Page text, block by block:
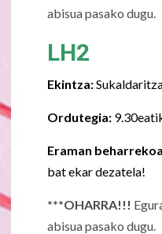
abisua pasako dugu.
LH2
Ekintza:
Ordutegia:
Eraman
bat ekar dezatela!
***OHARRA!!!
abisua pasako dugu.